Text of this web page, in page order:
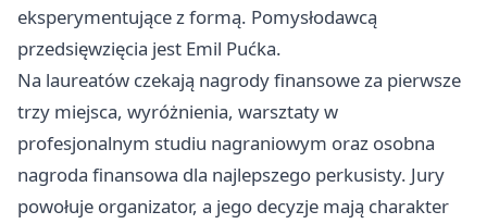
eksperymentujące z formą. Pomysłodawcą
przedsięwzięcia jest Emil Pućka.
Na laureatów czekają nagrody finansowe za pierwsze
trzy miejsca, wyróżnienia, warsztaty w
profesjonalnym studiu nagraniowym oraz osobna
nagroda finansowa dla najlepszego perkusisty. Jury
powołuje organizator, a jego decyzje mają charakter